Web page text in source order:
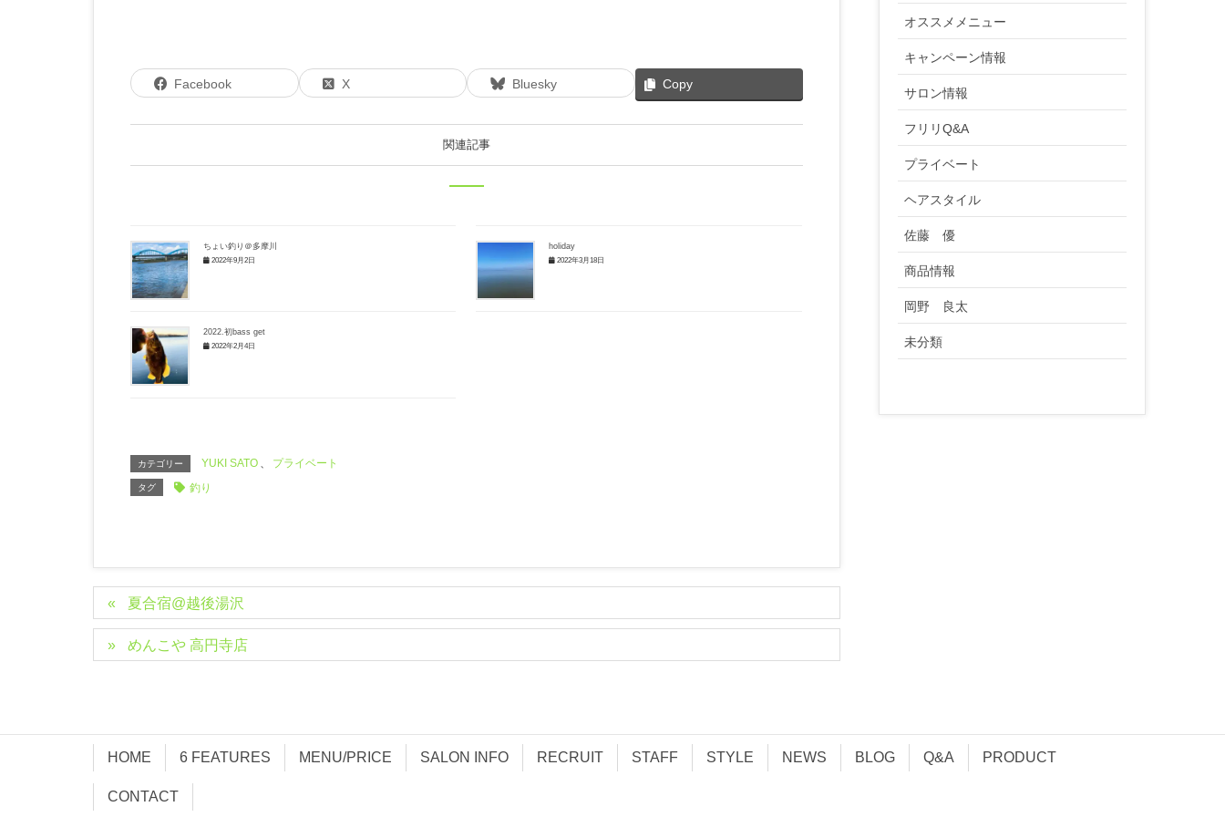
Facebook X Bluesky Copy
関連記事
ちょい釣り＠多摩川
2022年9月2日
holiday
2022年3月18日
2022.初bass get
2022年2月4日
カテゴリー YUKI SATO 、 プライベート
タグ 釣り
夏合宿@越後湯沢
めんこや 高円寺店
オススメメニュー
キャンペーン情報
サロン情報
フリリQ&A
プライベート
ヘアスタイル
佐藤 優
商品情報
岡野 良太
未分類
HOME 6 FEATURES MENU/PRICE SALON INFO RECRUIT STAFF STYLE NEWS BLOG Q&A PRODUCT
CONTACT